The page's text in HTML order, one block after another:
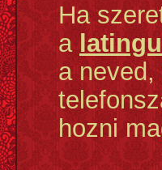
Ha
a
a
hozni